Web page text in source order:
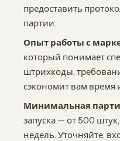
предоставить
партии.
Опыт работы с
который понимает
штрихкоды,
сэкономит вам время
Минимальная
запуска — от 500
недель. Уточняйте,